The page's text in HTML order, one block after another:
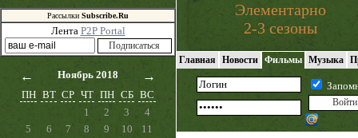
Рассылки Subscribe.Ru
Лента P2P Portal
← Ноябрь 2018 →
ПН ВТ СР ЧТ ПН СБ ВС
1
2 3
4
5
6 7 8 9 10
11
Элементарно
2-3 сезоны
Главная Новости Фильмы Музыка